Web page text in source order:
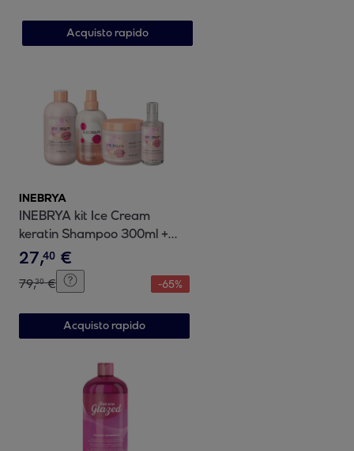
Acquisto rapido
INEBRYA
INEBRYA kit Ice Cream
keratin Shampoo 300ml +
Conditioner 200ml + Mask
500ml + Serum 100ml
27,40 €
79,30 € -65%
Acquisto rapido